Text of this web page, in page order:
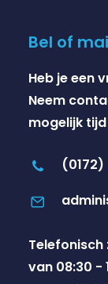
Bel of
Heb je een
Neem
mogelijk
(0172)
van 08:30 -